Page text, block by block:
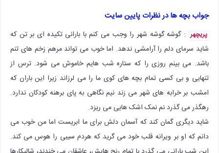
جواب بچه ها در نظرات پایین سایت
پریچهر : گوشه گوشه شهر را وجب می کنم با بارانی تکیده ای بر تن که
شاید سرمای دلم را آرامشی ندهد. اما خوب می تواند مرهم زخم های تنم
باشد. می بینم روزی را که ستاره شب هایم خاموش می شود. ترس از
تنهایی و بی کسی تمام بچه های کوی ما را می لرزاند زیرا این باران که
امشب بر خرابه های شهر می زند نیم نگاهی به پای برهنه کودکان ندارد.
رهگذر می گذرد نم نمک اشک هایی می ریزد.
شاید دیگری گمان کند که آسمان دلش برای ما ابریست اما من خوب می
دانم که او بر ویرانه قلب خود می گرید که هردم سیبی را هوس می کند.